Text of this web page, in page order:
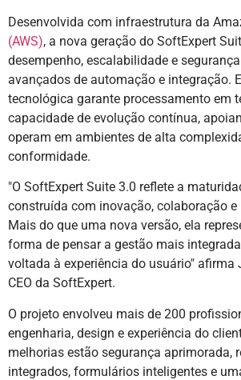
Desenvolvida com infraestrutura da
(AWS), a nova geração do SoftExpert
desempenho, escalabilidade e
avançados de automação e integração.
tecnológica garante processamento em
capacidade de evolução contínua,
operam em ambientes de alta
conformidade.
"O SoftExpert Suite 3.0 reflete a
construída com inovação, colaboração e
Mais do que uma nova versão, ela
forma de pensar a gestão mais
voltada à experiência do usuário" afirma
CEO da SoftExpert.
O projeto envolveu mais de 200
engenharia, design e experiência do
melhorias estão segurança aprimorada,
integrados, formulários inteligentes e